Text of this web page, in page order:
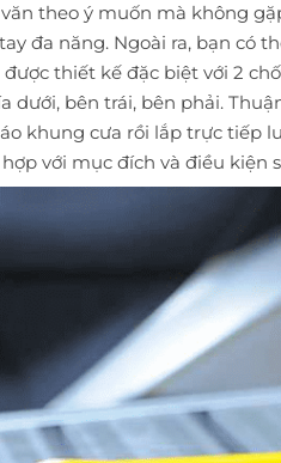
theo ý muốn mà không
đa năng. Ngoài ra, bạn có
được thiết kế đặc biệt với 2
dưới, bên trái, bên phải.
khung cưa rồi lắp trực tiếp
với mục đích và điều kiện